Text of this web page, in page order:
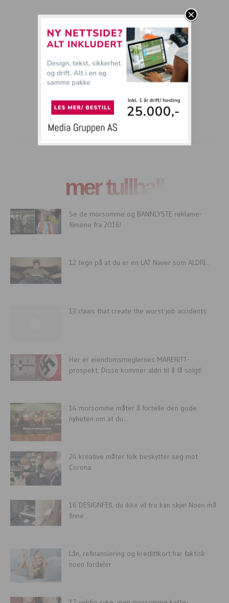
mer tullball
Se de morsomme og BANNLYSTE reklame-
filmene fra 2016!
12 tegn på at du er en LAT Naver som ALDRI...
13 claws that create the worst job accidents
Her er eiendomsmeglernes MARERITT-
prospekt. Disse kommer aldri til å få solgt!
14 morsomme måter å fortelle den gode
nyheten om at du...
24 kreative måter folk beskytter seg mot
Corona
16 DESIGNFEIL du ikke vil tro kan skje! Noen må
finne...
Lån, refinansiering og kredittkort har faktisk
noen fordeler